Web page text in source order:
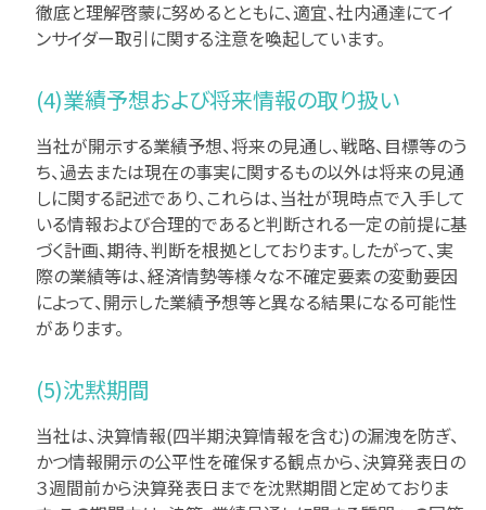
徹底と理解啓蒙に努めるとともに、適宜、社内通達にてイ
ンサイダー取引に関する注意を喚起しています。
(4)業績予想および将来情報の取り扱い
当社が開示する業績予想、将来の見通し、戦略、目標等のう
ち、過去または現在の事実に関するもの以外は将来の見通
しに関する記述であり、これらは、当社が現時点で入手して
いる情報および合理的であると判断される一定の前提に基
づく計画、期待、判断を根拠としております。したがって、実
際の業績等は、経済情勢等様々な不確定要素の変動要因
によって、開示した業績予想等と異なる結果になる可能性
があります。
(5)沈黙期間
当社は、決算情報(四半期決算情報を含む)の漏洩を防ぎ、
かつ情報開示の公平性を確保する観点から、決算発表日の
３週間前から決算発表日までを沈黙期間と定めておりま